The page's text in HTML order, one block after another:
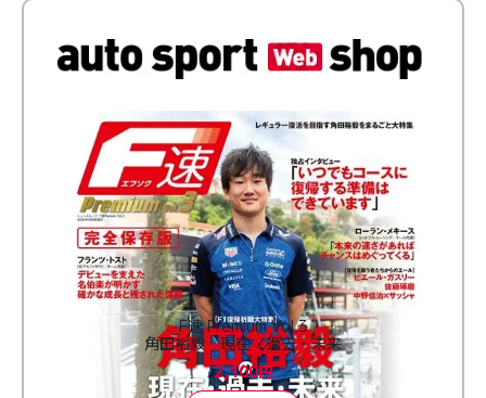
F速 Premium Vol.3
角田裕毅 現在・過去・未来
2,100円